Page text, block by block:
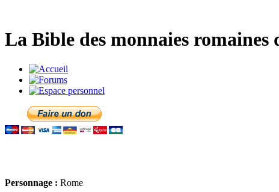
La Bible des monnaies romaines
Personnage : Rome